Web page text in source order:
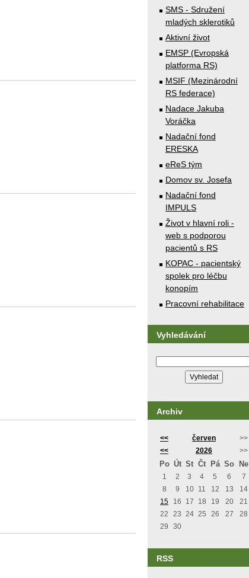
SMS - Sdružení
mladých sklerotiků
Aktivní život
EMSP (Evropská
platforma RS)
MSIF (Mezinárodní
RS federace)
Nadace Jakuba
Voráčka
Nadační fond
ERESKA
eReS tým
Domov sv. Josefa
Nadační fond
IMPULS
Život v hlavní roli -
web s podporou
pacientů s RS
KOPAC - pacientský
spolek pro léčbu
konopím
Pracovní rehabilitace
Vyhledávání
Archiv
<< červen
>>
<<
2026 >>
Po Út St Čt Pá So Ne
1 2 3 4 5 6
7
8
9 10 11 12 13
14
15
16 17 18 19 20
21
22
23 24 25 26 27
28
29
30
RSS